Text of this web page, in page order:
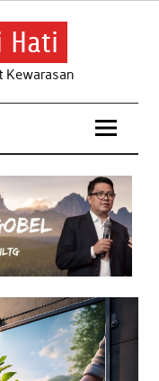
Hati
Kewarasan